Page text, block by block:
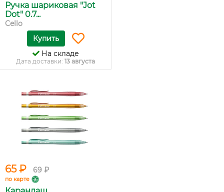
Ручка шариковая "Jot
Dot" 0.7...
Cello
Купить
На складе
Дата доставки: 13 августа
65 ₽ 69 ₽
по карте